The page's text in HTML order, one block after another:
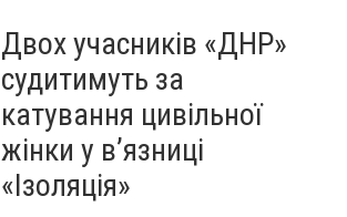
Двох учасників «ДНР»
судитимуть за
катування цивільної
жінки у в’язниці
«Ізоляція»